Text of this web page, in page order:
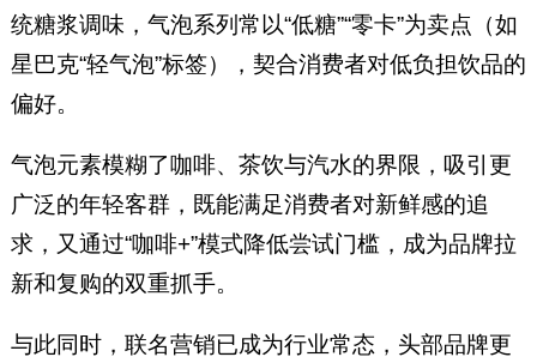
统糖浆调味，气泡系列常以“低糖”“零卡”为卖点（如
星巴克“轻气泡”标签），契合消费者对低负担饮品的
偏好。
气泡元素模糊了咖啡、茶饮与汽水的界限，吸引更
广泛的年轻客群，既能满足消费者对新鲜感的追
求，又通过“咖啡+”模式降低尝试门槛，成为品牌拉
新和复购的双重抓手。
与此同时，联名营销已成为行业常态，头部品牌更